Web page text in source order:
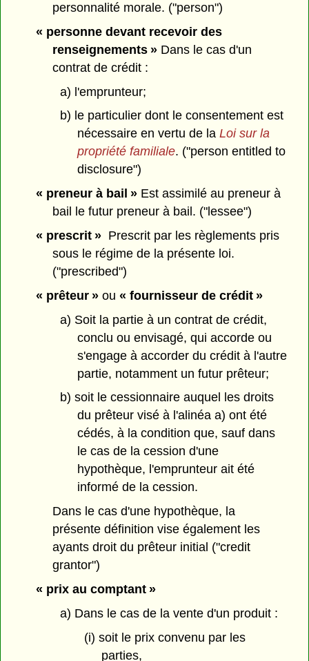
personnalité morale. ("person")
« personne devant recevoir des
renseignements » Dans le cas d'un
contrat de crédit :
a) l'emprunteur;
b) le particulier dont le consentement est
nécessaire en vertu de la Loi sur la
propriété familiale. ("person entitled to
disclosure")
« preneur à bail »Est assimilé au preneur à
bail le futur preneur à bail. ("lessee")
« prescrit »Prescrit par les règlements pris
sous le régime de la présente loi.
("prescribed")
« prêteur »ou « fournisseur de crédit »
a) Soit la partie à un contrat de crédit,
conclu ou envisagé, qui accorde ou
s'engage à accorder du crédit à l'autre
partie, notamment un futur prêteur;
b) soit le cessionnaire auquel les droits
du prêteur visé à l'alinéa a) ont été
cédés, à la condition que, sauf dans
le cas de la cession d'une
hypothèque, l'emprunteur ait été
informé de la cession.
Dans le cas d'une hypothèque, la
présente définition vise également les
ayants droit du prêteur initial ("credit
grantor")
« prix au comptant »
a) Dans le cas de la vente d'un produit :
(i) soit le prix convenu par les
parties,